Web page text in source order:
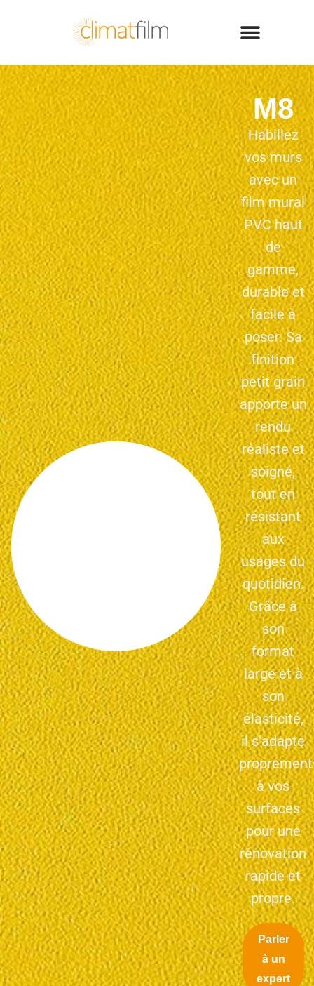
M8
Habillez
vos murs
avec un
film mural
PVC haut
de
gamme,
durable et
facile à
poser. Sa
finition
petit grain
apporte un
rendu
réaliste et
soigné,
tout en
résistant
aux
usages du
quotidien.
Grâce à
son
format
large et à
son
élasticité,
il s’adapte
proprement
à vos
surfaces
pour une
rénovation
rapide et
propre.
Parler
à un
expert